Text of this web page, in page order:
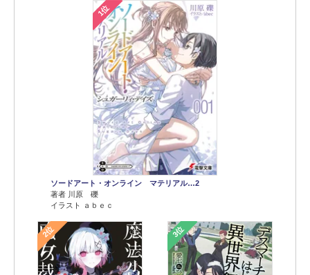
1位
ソードアート・オンライン マテリアル…2
著者 川原 礫
イラスト ａｂｅｃ
2位 3位